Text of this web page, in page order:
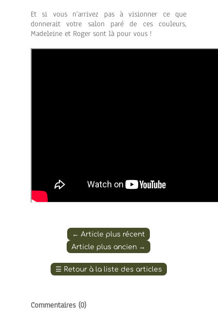
Et si vous n'arrivez pas à visionner ce que
donnerait votre salon paré de ces couleurs,
Madeleine et Roger sont là pour vous !
← Article plus récent
Article plus ancien →
☰ Retour à la liste des articles
Commentaires (0)